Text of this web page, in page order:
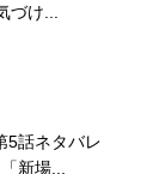
け...
話ネタバレ
新場...